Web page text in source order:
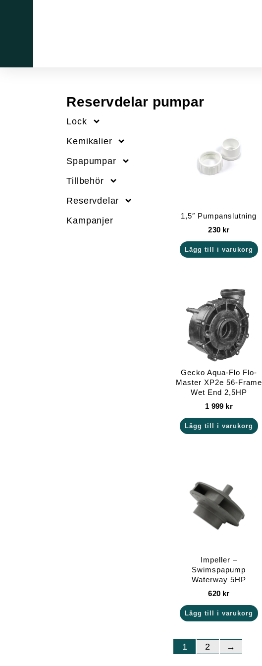
Reservdelar pumpar
Lock
Kemikalier
Spapumpar
Tillbehör
Reservdelar
Kampanjer
1,5″ Pumpanslutning
230 kr
Lägg till i varukorg
Gecko Aqua-Flo Flo-
Master XP2e 56-Frame
Wet End 2,5HP
1 999 kr
Lägg till i varukorg
Impeller –
Swimspapump
Waterway 5HP
620 kr
Lägg till i varukorg
1 2 →